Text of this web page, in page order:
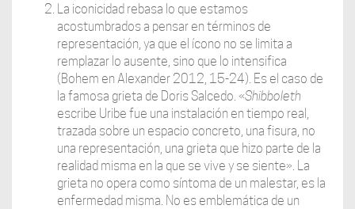
La iconicidad rebasa lo que estamos
acostumbrados a pensar en términos de
representación, ya que el ícono no se limita a
remplazar lo ausente, sino que lo intensifica
(Bohem en Alexander 2012, 15-24). Es el caso de
la famosa grieta de Doris Salcedo. «Shibboleth
escribe Uribe fue una instalación en tiempo real,
trazada sobre un espacio concreto, una fisura, no
una representación, una grieta que hizo parte de la
realidad misma en la que se vive y se siente». La
grieta no opera como síntoma de un malestar, es la
enfermedad misma. No es emblemática de un